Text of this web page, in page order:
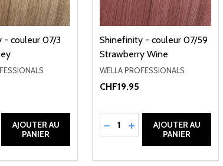
- couleur 07/3
LA QUANTITÉ DE UNDEFINED
LA QUANTITÉ DE UNDEFINED
AJOUTER AU
PANIER
Shinefinity - couleur 07/59
Strawberry Wine
WELLA PROFESSIONALS
CHF19.95
Quantité:
RÉDUIRE LA QUANTITÉ DE
AUGMENTER LA
AJOUTER AU
PANIER